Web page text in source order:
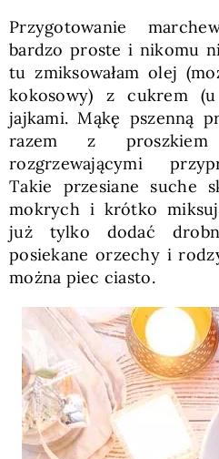
Przygotowanie
bardzo proste i nikomu
tu zmiksowałam olej
kokosowy) z cukrem
jajkami. Mąkę pszenną
razem z
rozgrzewającymi
Takie przesiane suche
mokrych i krótko
już tylko dodać
posiekane orzechy i
można piec ciasto.